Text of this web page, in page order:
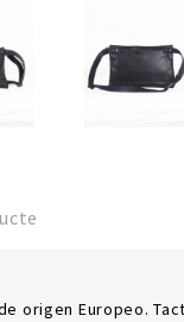
origen Europeo.